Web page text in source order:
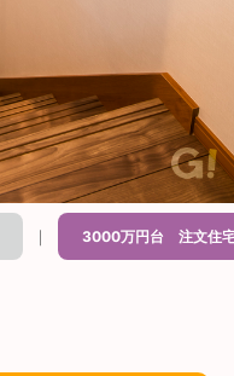
｜ 3000万円台 注文住